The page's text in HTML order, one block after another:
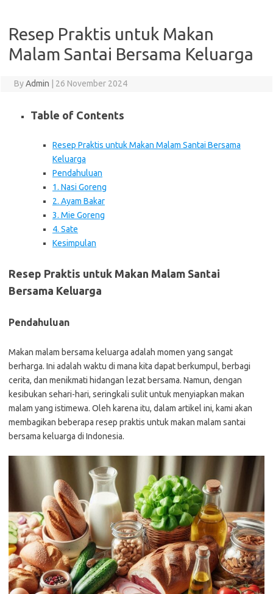
Resep Praktis untuk Makan
Malam Santai Bersama Keluarga
ByAdmin 26 November 2024
Table of Contents
Resep Praktis untuk Makan Malam Santai Bersama
Keluarga
Pendahuluan
1. Nasi Goreng
2. Ayam Bakar
3. Mie Goreng
4. Sate
Kesimpulan
Resep Praktis untuk Makan Malam Santai
Bersama Keluarga
Pendahuluan
Makan malam bersama keluarga adalah momen yang sangat
berharga. Ini adalah waktu di mana kita dapat berkumpul, berbagi
cerita, dan menikmati hidangan lezat bersama. Namun, dengan
kesibukan sehari-hari, seringkali sulit untuk menyiapkan makan
malam yang istimewa. Oleh karena itu, dalam artikel ini, kami akan
membagikan beberapa resep praktis untuk makan malam santai
bersama keluarga di Indonesia.